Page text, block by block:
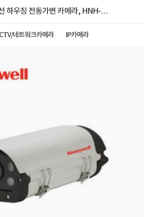
하우징 전동가변 카메라, HNH-
네트워크카메라 IP카메라